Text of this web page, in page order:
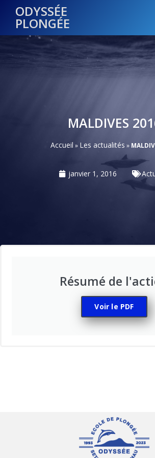
ODYSSÉE
PLONGÉE
MALDIVES
Accueil » Les actualités »
janvier 1, 2016
Résumé de
Voir le PDF